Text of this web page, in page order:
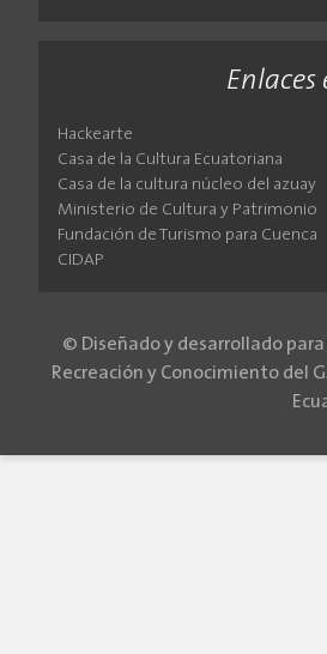
Enlaces
Hackearte
Casa de la Cultura Ecuatoriana
Casa de la cultura núcleo del azuay
Ministerio de Cultura y Patrimonio
Fundación de Turismo para Cuenca
CIDAP
© Diseñado y desarrollado
Recreación y Conocimiento del